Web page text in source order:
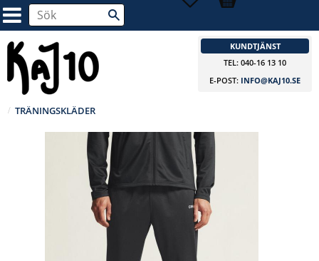
KUNDTJÄNST
TEL: 040-16 13 10
E-POST: INFO@KAJ10.SE
TRÄNINGSKLÄDER